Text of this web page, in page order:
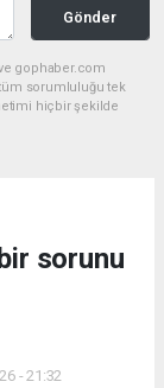
Gönder
gophaber.com
tüm sorumluluğu tek
hiçbir şekilde
sorunu
- 21:32